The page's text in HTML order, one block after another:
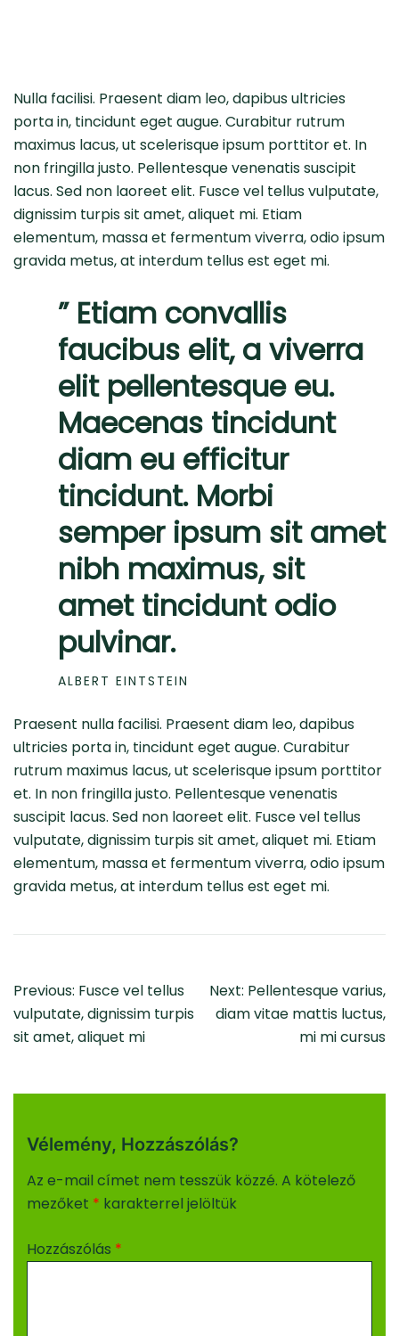
Nulla facilisi. Praesent diam leo, dapibus ultricies
porta in, tincidunt eget augue. Curabitur rutrum
maximus lacus, ut scelerisque ipsum porttitor et. In
non fringilla justo. Pellentesque venenatis suscipit
lacus. Sed non laoreet elit. Fusce vel tellus vulputate,
dignissim turpis sit amet, aliquet mi. Etiam
elementum, massa et fermentum viverra, odio ipsum
gravida metus, at interdum tellus est eget mi.
” Etiam convallis
faucibus elit, a viverra
elit pellentesque eu.
Maecenas tincidunt
diam eu efficitur
tincidunt. Morbi
semper ipsum sit amet
nibh maximus, sit
amet tincidunt odio
pulvinar.
ALBERT EINTSTEIN
Praesent nulla facilisi. Praesent diam leo, dapibus
ultricies porta in, tincidunt eget augue. Curabitur
rutrum maximus lacus, ut scelerisque ipsum porttitor
et. In non fringilla justo. Pellentesque venenatis
suscipit lacus. Sed non laoreet elit. Fusce vel tellus
vulputate, dignissim turpis sit amet, aliquet mi. Etiam
elementum, massa et fermentum viverra, odio ipsum
gravida metus, at interdum tellus est eget mi.
Bejegyzés
Navigáció
Previous: Fusce vel tellus
vulputate, dignissim turpis
sit amet, aliquet mi
Next: Pellentesque varius,
diam vitae mattis luctus,
mi mi cursus
Vélemény, Hozzászólás?
Az e-mail címet nem tesszük közzé. A kötelező
mezőket * karakterrel jelöltük
Hozzászólás *